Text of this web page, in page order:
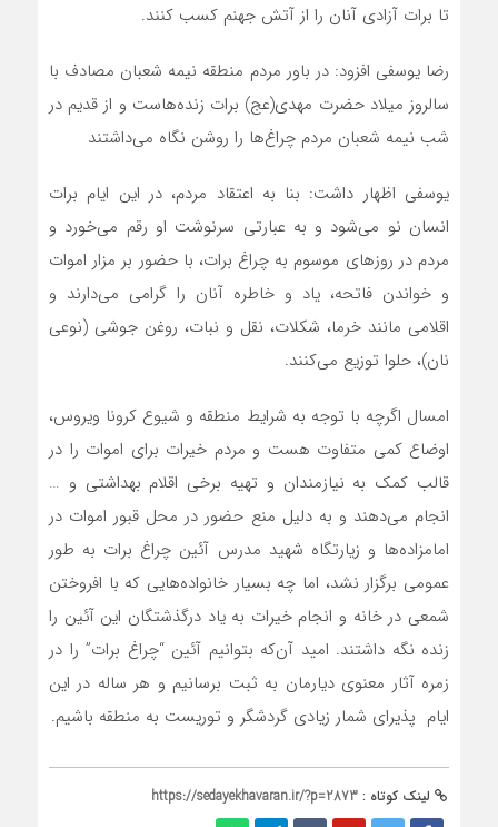
تا برات آزادی آنان را از آتش جهنم کسب کنند.
رضا یوسفی افزود: در باور مردم منطقه نیمه شعبان مصادف با
سالروز میلاد حضرت مهدی(عج) برات زنده‌هاست و از قدیم در
شب نیمه شعبان مردم چراغ‌ها را روشن نگاه می‌داشتند
یوسفی اظهار داشت: بنا به اعتقاد مردم، در این ایام برات
انسان نو می‌شود و به عبارتی سرنوشت او رقم می‌خورد و
مردم در روزهای موسوم به چراغ برات، با حضور بر مزار اموات
و خواندن فاتحه، یاد و خاطره آنان را گرامی می‌دارند و
اقلامی مانند خرما، شکلات، نقل و نبات، روغن جوشی (نوعی
نان)، حلوا توزیع می‌کنند.
امسال اگرچه با توجه به شرایط منطقه و شیوع کرونا ویروس،
اوضاع کمی متفاوت هست و مردم خیرات برای اموات را در
قالب کمک به نیازمندان و تهیه برخی اقلام بهداشتی و …
انجام می‌دهند و به دلیل منع حضور در محل قبور اموات در
امامزاده‌ها و زیارتگاه شهید مدرس آئین چراغ برات به طور
عمومی برگزار نشد، اما چه بسیار خانواده‌هایی که با افروختن
شمعی در خانه و انجام خیرات به یاد درگذشتگان این آئین را
زنده نگه داشتند. امید آن‌که بتوانیم آئین “چراغ برات” را در
زمره آثار معنوی دیارمان به ثبت برسانیم و هر ساله در این
ایام پذیرای شمار زیادی گردشگر و توریست به منطقه باشیم.
لینک کوتاه : https://sedayekhavaran.ir/?p=2873